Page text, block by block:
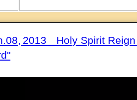
2013 _ Holy Spirit